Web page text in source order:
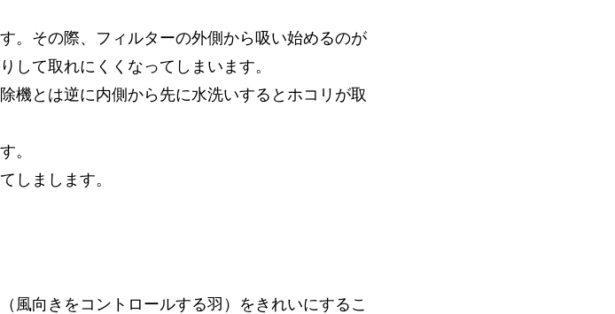
。その際、フィルターの外側から吸い始めるのが
して取れにくくなってしまいます。
機とは逆に内側から先に水洗いするとホコリが取
。
しまします。
風向きをコントロールする羽）をきれいにするこ